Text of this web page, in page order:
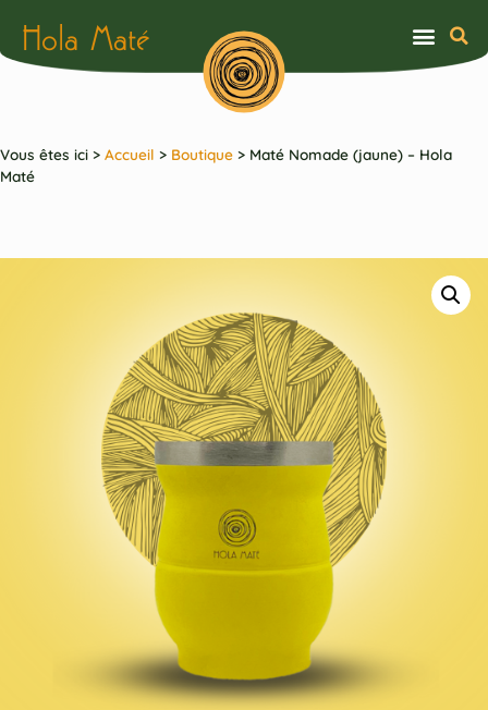
Hola Maté
Vous êtes ici > Accueil > Boutique > Maté Nomade (jaune) – Hola
Maté